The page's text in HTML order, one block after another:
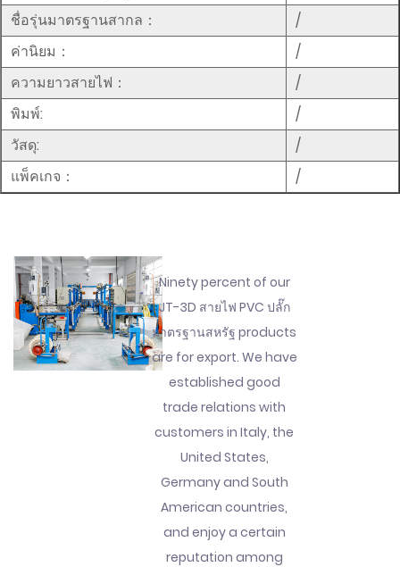
ชื่อรุ่นมาตรฐานสากล：
/
ค่านิยม：
/
ความยาวสายไฟ：
/
พิมพ์:
/
วัสดุ:
/
แพ็คเกจ：
/
Ninety percent of our
JT-3D สายไฟ PVC ปลั๊ก
มาตรฐานสหรัฐ products
are for export. We have
established good
trade relations with
customers in Italy, the
United States,
Germany and South
American countries,
and enjoy a certain
reputation among